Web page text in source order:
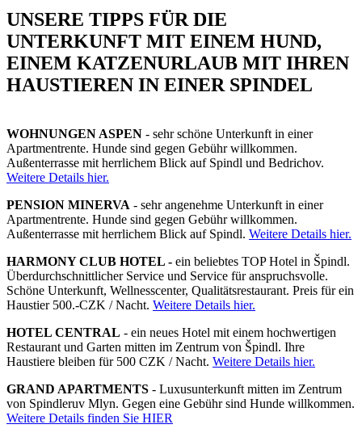
UNSERE TIPPS FÜR DIE
UNTERKUNFT MIT EINEM HUND,
EINEM KATZENURLAUB MIT IHREN
HAUSTIEREN IN EINER SPINDEL
WOHNUNGEN ASPEN - sehr schöne Unterkunft in einer
Apartmentrente. Hunde sind gegen Gebühr willkommen.
Außenterrasse mit herrlichem Blick auf Spindl und Bedrichov.
Weitere Details hier.
PENSION MINERVA - sehr angenehme Unterkunft in einer
Apartmentrente. Hunde sind gegen Gebühr willkommen.
Außenterrasse mit herrlichem Blick auf Spindl. Weitere Details hier.
HARMONY CLUB HOTEL - ein beliebtes TOP Hotel in Špindl.
Überdurchschnittlicher Service und Service für anspruchsvolle.
Schöne Unterkunft, Wellnesscenter, Qualitätsrestaurant. Preis für ein
Haustier 500.-CZK / Nacht. Weitere Details hier.
HOTEL CENTRAL - ein neues Hotel mit einem hochwertigen
Restaurant und Garten mitten im Zentrum von Špindl. Ihre
Haustiere bleiben für 500 CZK / Nacht. Weitere Details hier.
GRAND APARTMENTS - Luxusunterkunft mitten im Zentrum
von Spindleruv Mlyn. Gegen eine Gebühr sind Hunde willkommen.
Weitere Details finden Sie HIER